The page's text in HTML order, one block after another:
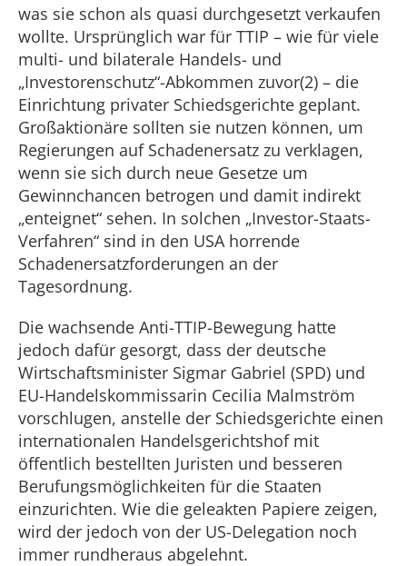
was sie schon als quasi durchgesetzt verkaufen
wollte. Ursprünglich war für TTIP – wie für viele
multi- und bilaterale Handels- und
„Investorenschutz“-Abkommen zuvor(2) – die
Einrichtung privater Schiedsgerichte geplant.
Großaktionäre sollten sie nutzen können, um
Regierungen auf Schadenersatz zu verklagen,
wenn sie sich durch neue Gesetze um
Gewinnchancen betrogen und damit indirekt
„enteignet“ sehen. In solchen „Investor-Staats-
Verfahren“ sind in den USA horrende
Schadenersatzforderungen an der
Tagesordnung.
Die wachsende Anti-TTIP-Bewegung hatte
jedoch dafür gesorgt, dass der deutsche
Wirtschaftsminister Sigmar Gabriel (SPD) und
EU-Handelskommissarin Cecilia Malmström
vorschlugen, anstelle der Schiedsgerichte einen
internationalen Handelsgerichtshof mit
öffentlich bestellten Juristen und besseren
Berufungsmöglichkeiten für die Staaten
einzurichten. Wie die geleakten Papiere zeigen,
wird der jedoch von der US-Delegation noch
immer rundheraus abgelehnt.